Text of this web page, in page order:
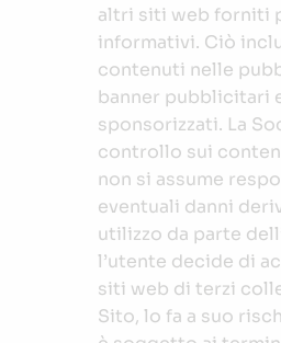
altri siti web forniti
informativi. Ciò
contenuti nelle
banner pubblicitari
sponsorizzati. La
controllo sui
non si assume
eventuali danni
utilizzo da parte
l’utente decide di
siti web di terzi
Sito, lo fa a suo